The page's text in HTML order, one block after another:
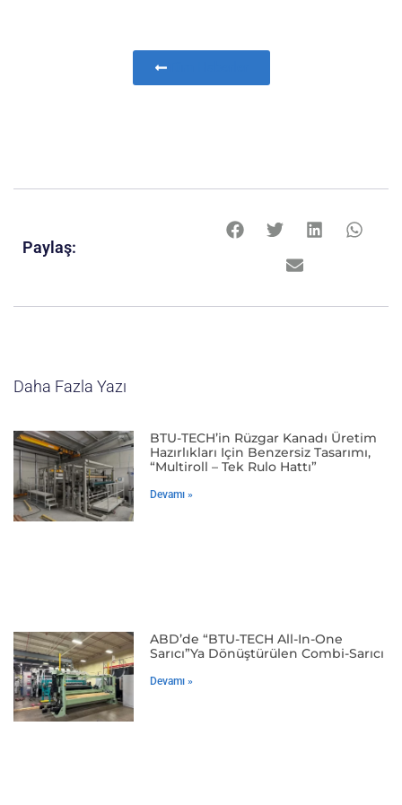
Paylaş:
Daha Fazla Yazı
BTU-TECH’in Rüzgar Kanadı Üretim
Hazırlıkları Için Benzersiz Tasarımı,
“Multiroll – Tek Rulo Hattı”
Devamı »
ABD’de “BTU-TECH All-In-One
Sarıcı”ya Dönüştürülen Combi-Sarıcı
Devamı »